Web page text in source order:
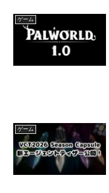
ゲーム
ゲーム